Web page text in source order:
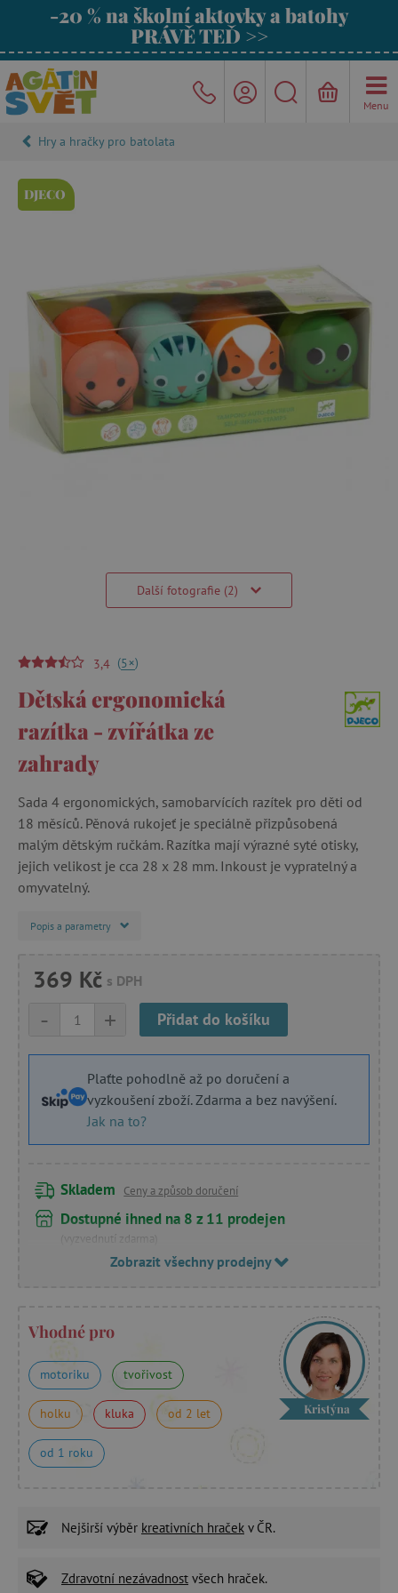
-20 % na školní aktovky a batohy
PRÁVĚ TEĎ >>
Menu
Hry a hračky pro batolata
DJECO
Další fotografie (2)
3,4 (5+)
Dětská ergonomická
razítka - zvířátka ze
zahrady
Sada 4 ergonomických, samobarvících razítek pro děti od
18 měsíců. Pěnová rukojeť je speciálně přizpůsobená
malým dětským ručkám. Razítka mají výrazné syté otisky,
jejich velikost je cca 28 x 28 mm. Inkoust je vypratelný a
omyvatelný.
Popis a parametry
369 Kč s DPH
+
- Přidat do košíku
Plaťte pohodlně až po doručení a
vyzkoušení zboží. Zdarma a bez navýšení.
Jak na to?
Skladem Ceny a způsob doručení
Dostupné ihned na 8 z 11 prodejen
(vyzvednutí zdarma)
Zobrazit všechny prodejny
Vhodné pro
motoriku tvořivost
holku kluka od 2 let
od 1 roku
Kristýna
Nejširší výběr kreativních hraček v ČR.
Zdravotní nezávadnost všech hraček.